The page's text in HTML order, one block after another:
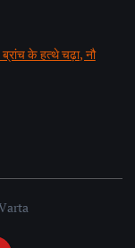
ब्रांच के हत्थे चढ़ा, नौ